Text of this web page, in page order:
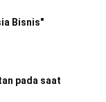
Bisnis"
pada saat